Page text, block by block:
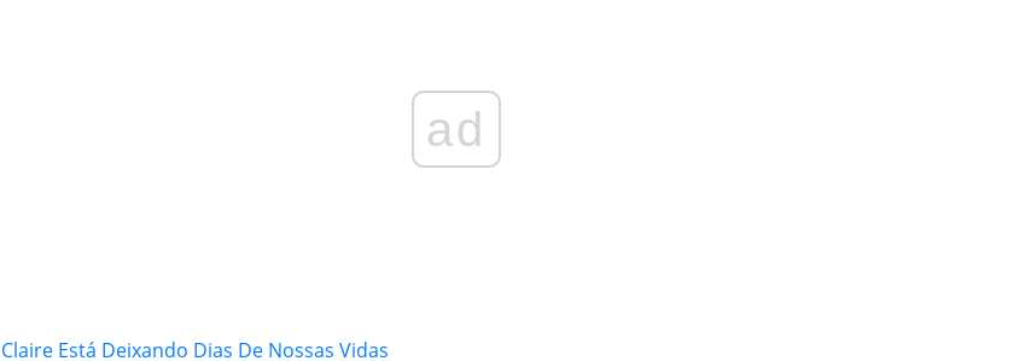
ad
Claire Está Deixando Dias De Nossas Vidas